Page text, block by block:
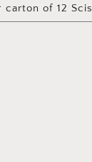
carton of 12